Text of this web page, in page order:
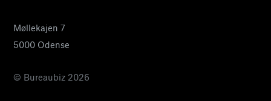
Møllekajen 7
5000 Odense
© Bureaubiz 2026